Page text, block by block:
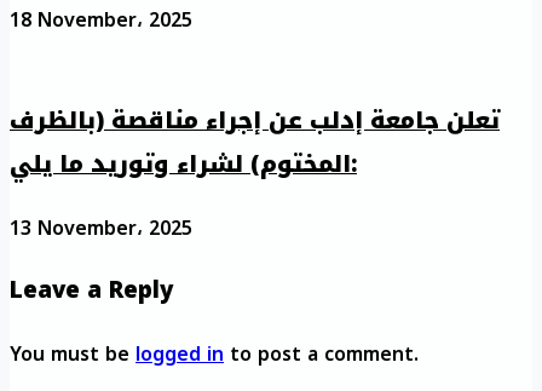
18 November، 2025
تعلن جامعة إدلب عن إجراء مناقصة (بالظرف
المختوم) لشراء وتوريد ما يلي:
13 November، 2025
Leave a Reply
You must belogged into post a comment.